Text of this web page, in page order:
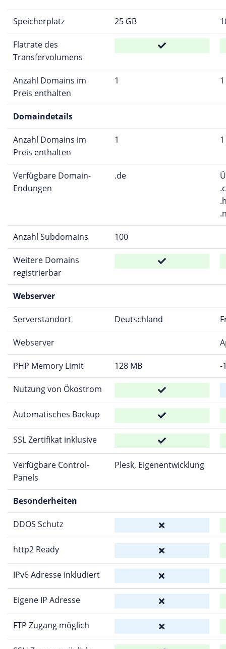
Speicherplatz 25 GB
Flatrate des
Transfervolumens
Anzahl Domains im
Preis enthalten
1 1
Domaindetails
Anzahl Domains im
Preis enthalten
1 1
Verfügbare Domain-
Endungen
.de
Anzahl Subdomains 100
Weitere Domains
registrierbar
Webserver
Serverstandort Deutschland
Webserver
PHP Memory Limit 128 MB -
Nutzung von Ökostrom
Automatisches Backup
SSL Zertifikat inklusive
Verfügbare Control-
Panels
Plesk, Eigenentwicklung
Besonderheiten
DDOS Schutz
http2 Ready
IPv6 Adresse inkludiert
Eigene IP Adresse
FTP Zugang möglich